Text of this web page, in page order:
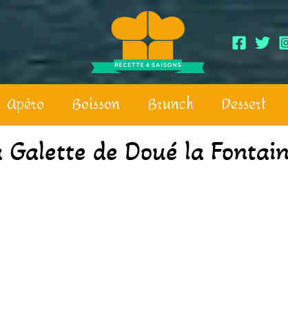
Apéro Boisson Brunch Dessert
Galette de Doué la